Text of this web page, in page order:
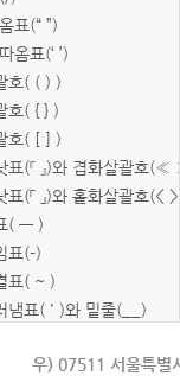
표(“ ”)
옴표(‘ ’)
호( ( ) )
호( { } )
호( [ ] )
표(『 』)와 겹화살괄호(≪
(「 」)와 홑화살괄호(< >)
( ― )
표(-)
표( ~ )
냄표( ˙ )와 밑줄(__)
표( □ )
우) 07511 서울특별